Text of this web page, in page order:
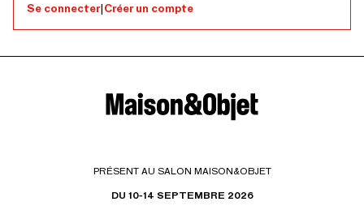
Se connecter|Créer un compte
PRÉSENT AU SALON MAISON&OBJET
DU 10-14 SEPTEMBRE 2026